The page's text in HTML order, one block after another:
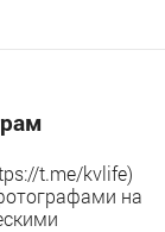
t.me/kvlife)
на